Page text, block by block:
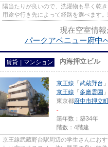
陽当たりが良いので、洗濯物も早く乾
用途や行き先によって経路を選べます
現在空室情報
パークアベニュー府中
賃貸｜マンション 内海押立ビル
京王線 「 武蔵野台
京王線 「 多磨霊園
東京都府中市押立
-
築年数：築34年
階数：4階建
京王線武蔵野台駅周辺の学生さんにお